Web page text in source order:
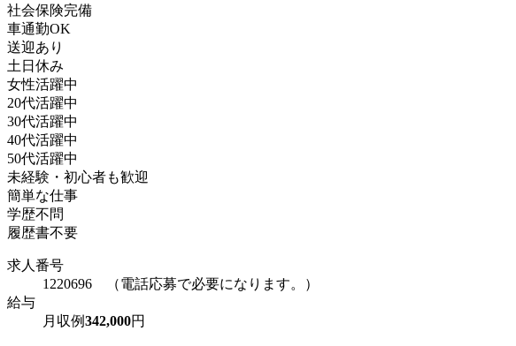
社会保険完備
車通勤OK
送迎あり
土日休み
女性活躍中
20代活躍中
30代活躍中
40代活躍中
50代活躍中
未経験・初心者も歓迎
簡単な仕事
学歴不問
履歴書不要
求人番号
1220696 （電話応募で必要になります。）
給与
月収例342,000円